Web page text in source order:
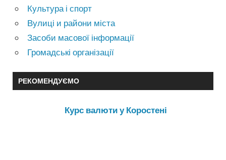
Культура і спорт
Вулиці и райони міста
Засоби масової інформації
Громадські організації
РЕКОМЕНДУЄМО
Курс валюти у Коростені